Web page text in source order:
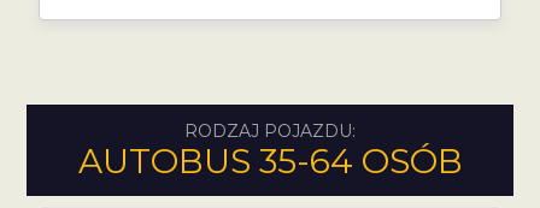
RODZAJ POJAZDU:
AUTOBUS 35-64 OSÓB